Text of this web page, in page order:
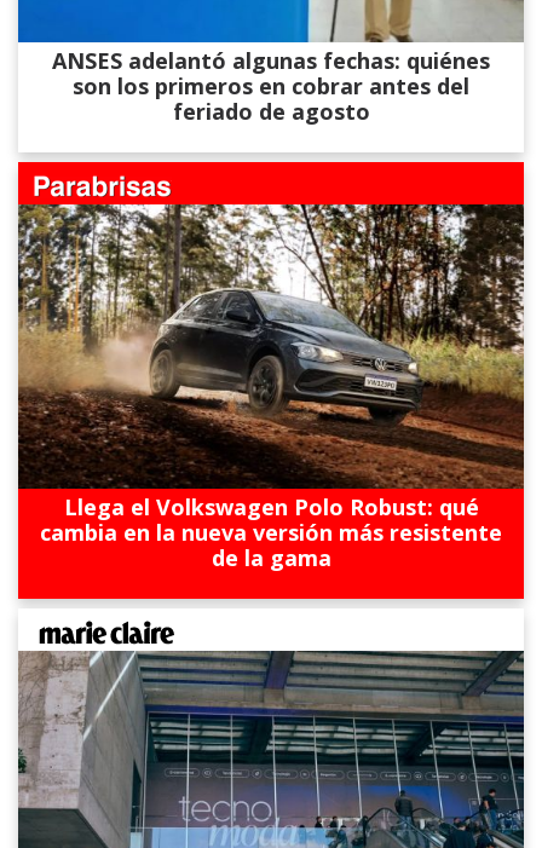
ANSES adelantó algunas fechas: quiénes
son los primeros en cobrar antes del
feriado de agosto
Llega el Volkswagen Polo Robust: qué
cambia en la nueva versión más resistente
de la gama